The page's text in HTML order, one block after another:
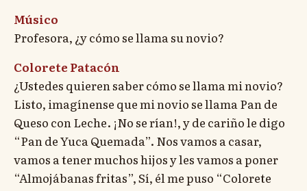
Músico
Profesora, ¿y cómo se llama su novio?
Colorete Patacón
¿Ustedes quieren saber cómo se llama mi novio?
Listo, imagínense que mi novio se llama Pan de
Queso con Leche. ¡No se rían!, y de cariño le digo
“Pan de Yuca Quemada”. Nos vamos a casar,
vamos a tener muchos hijos y les vamos a poner
“Almojábanas fritas”, Sí, él me puso “Colorete